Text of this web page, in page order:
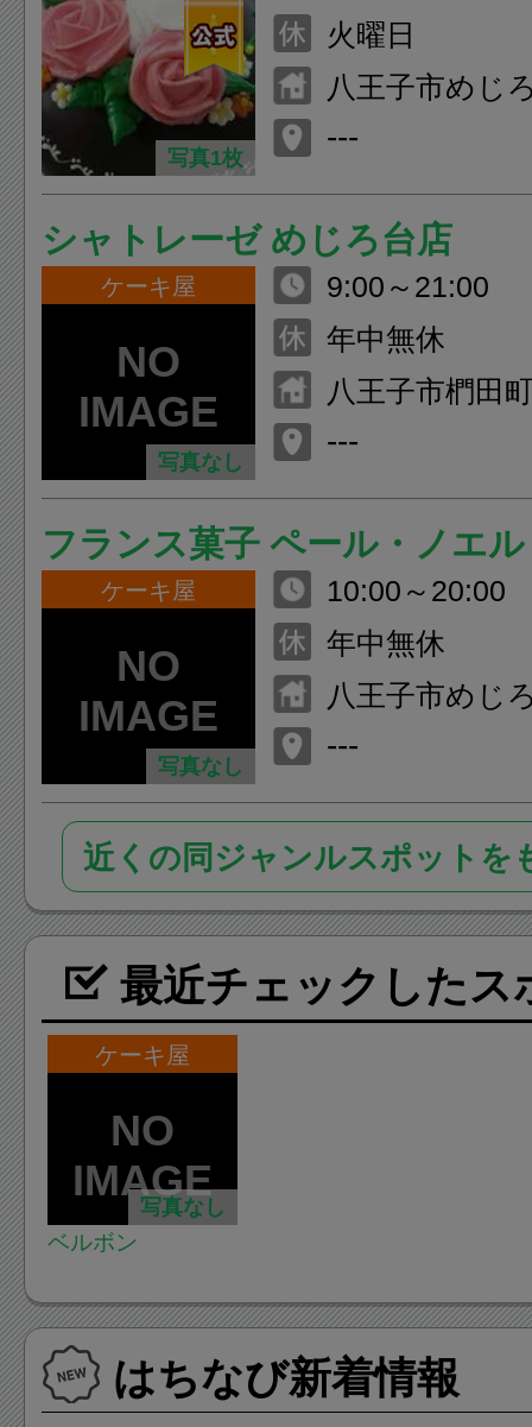
写真1枚
火曜日
八王子市めじ
---
シャトレーゼ めじろ台店
ケーキ屋
写真なし
9:00～21:00
年中無休
八王子市椚田
---
フランス菓子 ペール・ノエ
ケーキ屋
写真なし
10:00～20:00
年中無休
八王子市めじ
---
近くの同ジャンルスポットを
最近チェックしたス
ケーキ屋
写真なし
ベルボン
はちなび新着情報